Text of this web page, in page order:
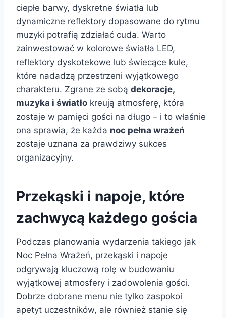
ciepłe barwy, dyskretne światła lub
dynamiczne reflektory dopasowane do rytmu
muzyki potrafią zdziałać cuda. Warto
zainwestować w kolorowe światła LED,
reflektory dyskotekowe lub świecące kule,
które nadadzą przestrzeni wyjątkowego
charakteru. Zgrane ze sobą dekoracje,
muzyka i światło kreują atmosferę, która
zostaje w pamięci gości na długo – i to właśnie
ona sprawia, że każda noc pełna wrażeń
zostaje uznana za prawdziwy sukces
organizacyjny.
Przekąski i napoje, które
zachwycą każdego gościa
Podczas planowania wydarzenia takiego jak
Noc Pełna Wrażeń, przekąski i napoje
odgrywają kluczową rolę w budowaniu
wyjątkowej atmosfery i zadowolenia gości.
Dobrze dobrane menu nie tylko zaspokoi
apetyt uczestników, ale również stanie się